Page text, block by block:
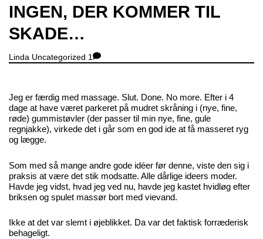
INGEN, DER KOMMER TIL
SKADE…
Linda Uncategorized 1
Jeg er færdig med massage. Slut. Done. No more. Efter i 4
dage at have været parkeret på mudret skråning i (nye, fine,
røde) gummistøvler (der passer til min nye, fine, gule
regnjakke), virkede det i går som en god ide at få masseret ryg
og lægge.
Som med så mange andre gode idéer før denne, viste den sig i
praksis at være det stik modsatte. Alle dårlige ideers moder.
Havde jeg vidst, hvad jeg ved nu, havde jeg kastet hvidløg efter
briksen og spulet massør bort med vievand.
Ikke at det var slemt i øjeblikket. Da var det faktisk forræderisk
behageligt.